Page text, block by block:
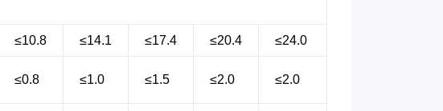
≤10.8 ≤14.1 ≤17.4 ≤20.4 ≤24.0
≤0.8 ≤1.0 ≤1.5 ≤2.0 ≤2.0